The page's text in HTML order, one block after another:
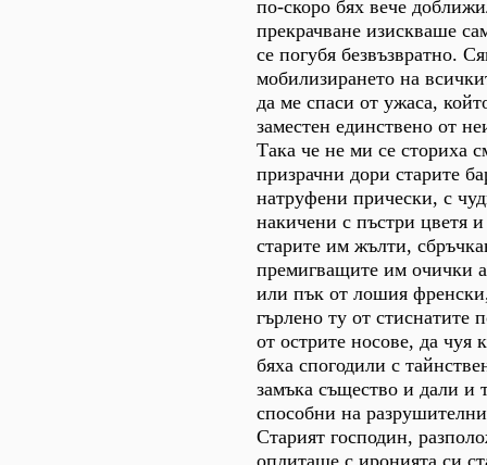
по-скоро бях вече
прекрачване изискваше
се погубя безвъзвратно.
мобилизирането на
да ме спаси от ужаса,
заместен единствено от
Така че не ми се сториха
призрачни дори старите
натруфени прически, с
накичени с пъстри цветя
старите им жълти,
премигващите им очички
или пък от лошия
гърлено ту от стиснатите
от острите носове, да чуя
бяха спогодили с
замъка същество и дали и
способни на
Старият господин,
оплиташе с иронията си